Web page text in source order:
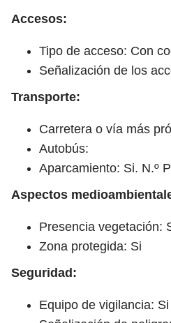
Accesos:
Tipo de acceso: Con
Señalización de los
Transporte:
Carretera o vía más
Autobús:
Aparcamiento: Si. N.º
Aspectos
Presencia vegetación:
Zona protegida: Si
Seguridad:
Equipo de vigilancia: Si